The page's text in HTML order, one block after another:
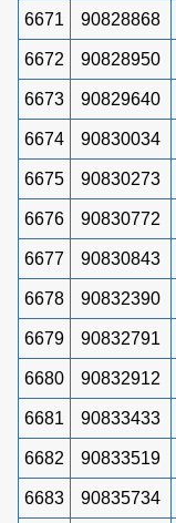
6671 90828868
6672 90828950
6673 90829640
6674 90830034
6675 90830273
6676 90830772
6677 90830843
6678 90832390
6679 90832791
6680 90832912
6681 90833433
6682 90833519
6683 90835734